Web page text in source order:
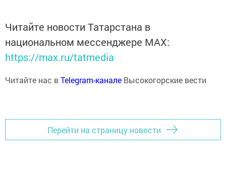
Читайте новости Татарстана в
национальном мессенджере MАХ:
https://max.ru/tatmedia
Читайте нас вTelegram-канале Высокогорские вести
Перейти на страницу новости